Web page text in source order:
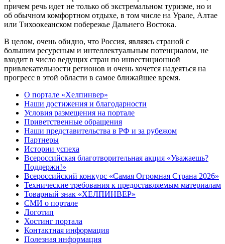
причем речь идет не только об экстремальном туризме, но и
об обычном комфортном отдыхе, в том числе на Урале, Алтае
или Тихоокеанском побережье Дальнего Востока.
В целом, очень обидно, что Россия, являясь страной с
большим ресурсным и интеллектуальным потенциалом, не
входит в число ведущих стран по инвестиционной
привлекательности регионов и очень хочется надеяться на
прогресс в этой области в самое ближайшее время.
О портале «Хелпинвер»
Наши достижения и благодарности
Условия размещения на портале
Приветственные обращения
Наши представительства в РФ и за рубежом
Партнеры
Истории успеха
Всероссийская благотворительная акция «Уважаешь?
Поддержи!»
Всероссийский конкурс «Самая Огромная Страна 2026»
Технические требования к предоставляемым материалам
Товарный знак «ХЕЛПИНВЕР»
СМИ о портале
Логотип
Хостинг портала
Контактная информация
Полезная информация